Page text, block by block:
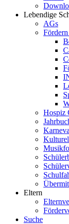
Lebendige
AGs
Hospiz
Eltern
Suche